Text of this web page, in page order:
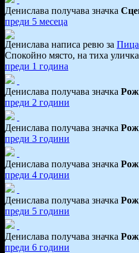
Денислава получава значка
преди 5 месеца
Денислава написа ревю за
Спокойно място, на тиха
преди 1 година
Денислава получава значка
преди 2 години
Денислава получава значка
преди 3 години
Денислава получава значка
преди 4 години
Денислава получава значка
преди 5 години
Денислава получава значка
преди 6 години